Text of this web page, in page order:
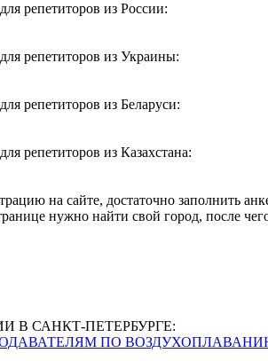
репетиторов из России:
репетиторов из Украины:
репетиторов из Беларуси:
репетиторов из Казахстана:
на сайте, достаточно заполнить
нужно найти свой город, после
В САНКТ-ПЕТЕРБУРГЕ:
ПО